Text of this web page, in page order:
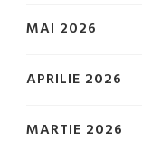
MAI 2026
APRILIE 2026
MARTIE 2026